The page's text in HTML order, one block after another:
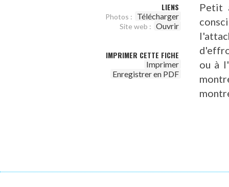
LIENS
Photos : Télécharger
Site web : Ouvrir
IMPRIMER CETTE FICHE
Imprimer
Enregistrer en PDF
Petit
ou à